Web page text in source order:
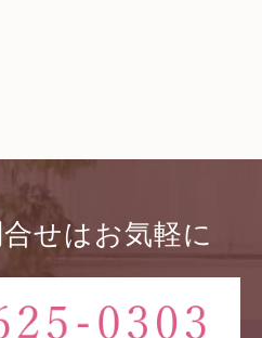
せはお気軽に